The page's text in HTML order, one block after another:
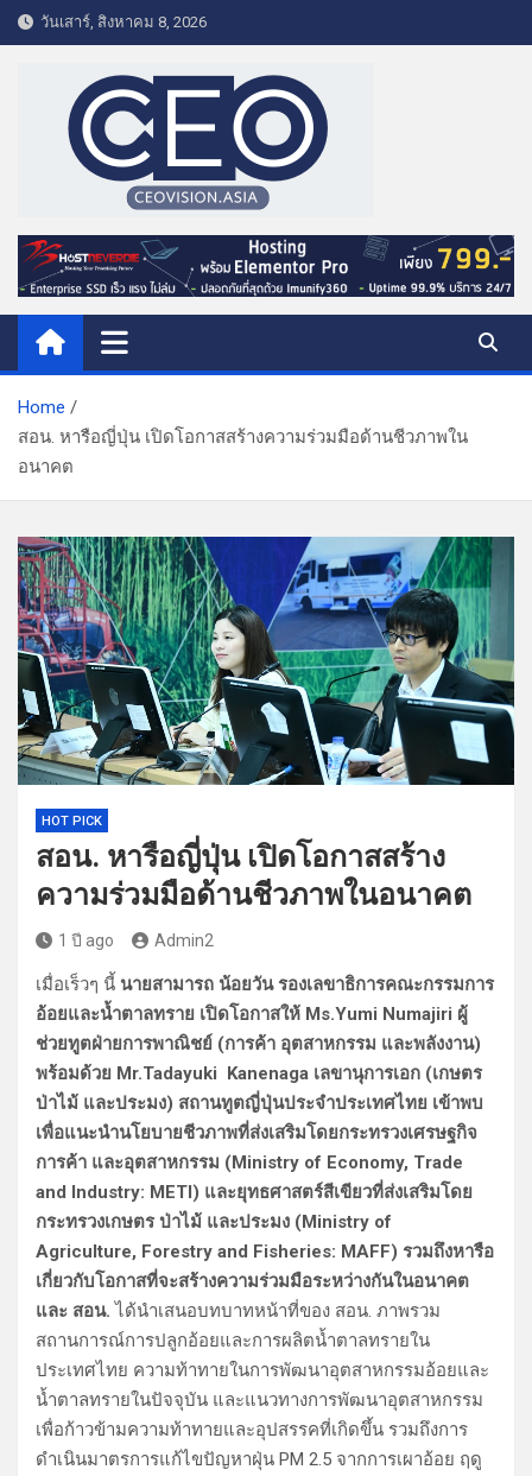
k
e
t
วันเสาร์, สิงหาคม 8, 2026
CEO VISION.ASIA
Business & Lifestyle
Home
สอน. หารือญี่ปุ่น เปิดโอกาสสร้างความร่วมมือด้านชีวภาพใน
อนาคต
HOT PICK
สอน. หารือญี่ปุ่น เปิดโอกาสสร้าง
ความร่วมมือด้านชีวภาพในอนาคต
1 ปี ago Admin2
เมื่อเร็วๆ นี้ นายสามารถ น้อยวัน รองเลขาธิการคณะกรรมการ
อ้อยและน้ำตาลทราย เปิดโอกาสให้ Ms.Yumi Numajiri ผู้
ช่วยทูตฝ่ายการพาณิชย์ (การค้า อุตสาหกรรม และพลังงาน)
พร้อมด้วย Mr.Tadayuki Kanenaga เลขานุการเอก (เกษตร
ป่าไม้ และประมง) สถานทูตญี่ปุ่นประจำประเทศไทย เข้าพบ
เพื่อแนะนำนโยบายชีวภาพที่ส่งเสริมโดยกระทรวงเศรษฐกิจ
การค้า และอุตสาหกรรม (Ministry of Economy, Trade
and Industry: METI) และยุทธศาสตร์สีเขียวที่ส่งเสริมโดย
กระทรวงเกษตร ป่าไม้ และประมง (Ministry of
Agriculture, Forestry and Fisheries: MAFF) รวมถึงหารือ
เกี่ยวกับโอกาสที่จะสร้างความร่วมมือระหว่างกันในอนาคต
และ สอน.ได้นำเสนอบทบาทหน้าที่ของ สอน. ภาพรวม
สถานการณ์การปลูกอ้อยและการผลิตน้ำตาลทรายใน
ประเทศไทย ความท้าทายในการพัฒนาอุตสาหกรรมอ้อยและ
น้ำตาลทรายในปัจจุบัน และแนวทางการพัฒนาอุตสาหกรรม
เพื่อก้าวข้ามความท้าทายและอุปสรรคที่เกิดขึ้น รวมถึงการ
ดำเนินมาตรการแก้ไขปัญหาฝุ่น PM 2.5 จากการเผาอ้อย ฤดู